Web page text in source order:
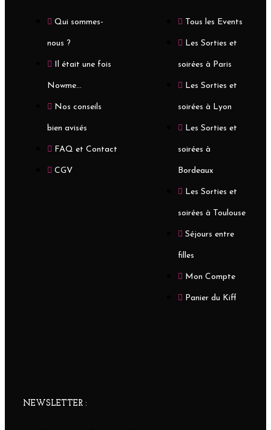
Qui sommes-
nous ?
Il était une fois
Nowme...
Nos conseils
bien avisés
FAQ et Contact
CGV
Tous les Events
Les Sorties et
soirées à Paris
Les Sorties et
soirées à Lyon
Les Sorties et
soirées à
Bordeaux
Les Sorties et
soirées à Toulouse
Séjours entre
filles
Mon Compte
Panier du Kiff
NEWSLETTER :